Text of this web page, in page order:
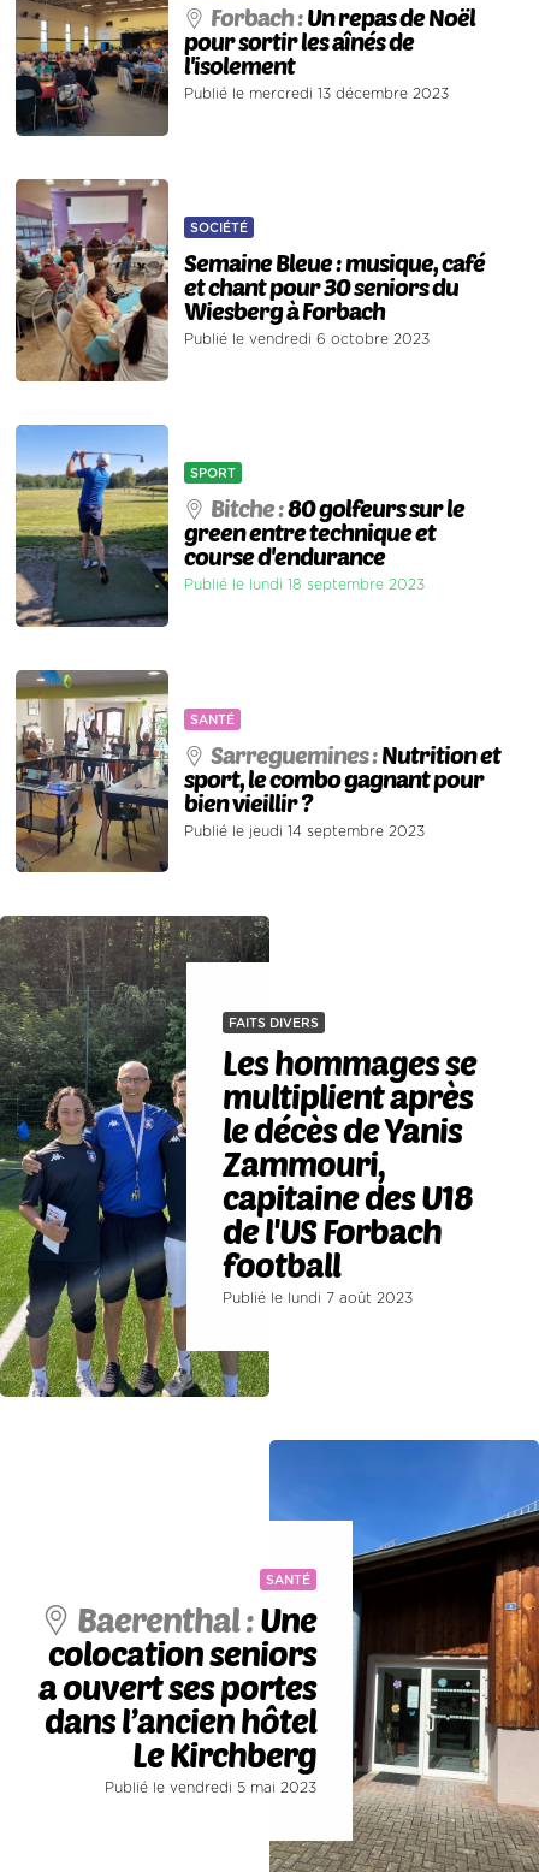
Forbach :Un repas de Noël
pour sortir les aînés de
l'isolement
Publié le mercredi 13 décembre 2023
SOCIÉTÉ
Semaine Bleue : musique, café
et chant pour 30 seniors du
Wiesberg à Forbach
Publié le vendredi 6 octobre 2023
SPORT
Bitche :80 golfeurs sur le
green entre technique et
course d'endurance
Publié le lundi 18 septembre 2023
SANTÉ
Sarreguemines :Nutrition et
sport, le combo gagnant pour
bien vieillir ?
Publié le jeudi 14 septembre 2023
FAITS DIVERS
Les hommages se
multiplient après
le décès de Yanis
Zammouri,
capitaine des U18
de l'US Forbach
football
Publié le lundi 7 août 2023
SANTÉ
Baerenthal :Une
colocation seniors
a ouvert ses portes
dans l’ancien hôtel
Le Kirchberg
Publié le vendredi 5 mai 2023